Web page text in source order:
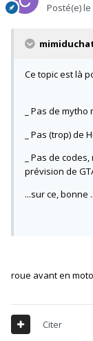
Posté(e)le
Ce topic est là
_ Pas de
_ Pas (trop) de
_ Pas de
prévision de
...sur ce, bonne
roue avant en
Citer